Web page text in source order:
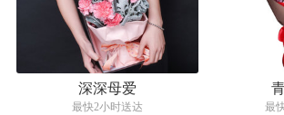
深深母爱
最快2小时送达 最